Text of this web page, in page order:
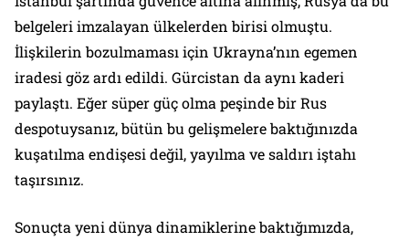
belgeleri imzalayan ülkelerden birisi olmuştu.
İlişkilerin bozulmaması için Ukrayna’nın egemen
iradesi göz ardı edildi. Gürcistan da aynı kaderi
paylaştı. Eğer süper güç olma peşinde bir Rus
despotuysanız, bütün bu gelişmelere baktığınızda
kuşatılma endişesi değil, yayılma ve saldırı iştahı
taşırsınız.
Sonuçta yeni dünya dinamiklerine baktığımızda,